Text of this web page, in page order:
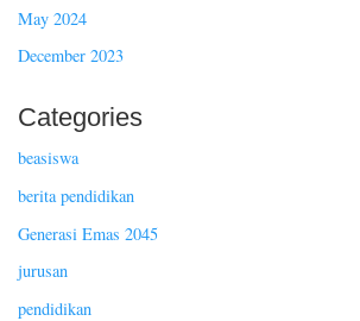
May 2024
December 2023
Categories
beasiswa
berita pendidikan
Generasi Emas 2045
jurusan
pendidikan